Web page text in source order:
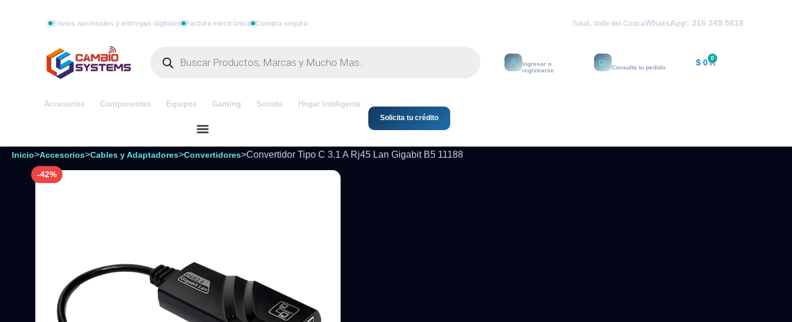
Envíos nacionales y entregas digitales Factura electrónica Compra segura Tuluá, Valle del CaucaWhatsApp: 316 349 5618
Ingresar o
registrarse
Rastrear
Consulta tu pedido $ 0 0
Accesorios Componentes Equipos Gaming Sonido
Hogar Inteligente
Solicita tu crédito
Inicio>Accesorios>Cables y Adaptadores>Convertidores>Convertidor Tipo C 3.1 A Rj45 Lan Gigabit B5 11188
-42%